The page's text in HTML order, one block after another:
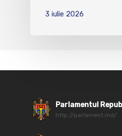
3 iulie 2026
Parlamentul
http://parlament.md/